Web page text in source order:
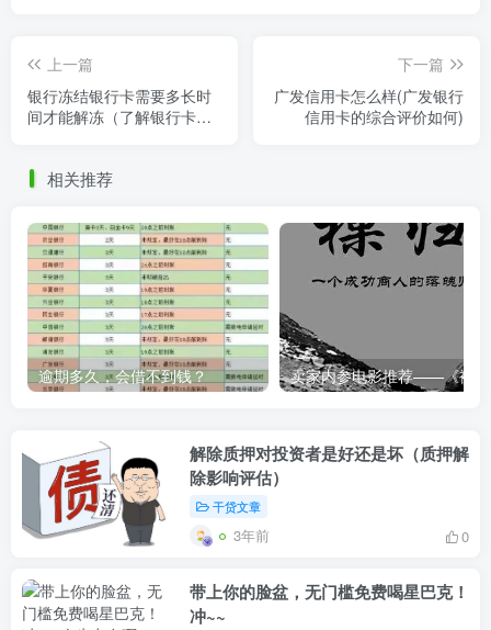
上一篇
银行冻结银行卡需要多长时
间才能解冻（了解银行卡冻
下一篇
广发信用卡怎么样(广发银行
信用卡的综合评价如何)
相关推荐
逾期多久，会借不到钱？
解除质押对投资者是好还是坏（质押解
除影响评估）
干贷文章
3年前 0
带上你的脸盆，无门槛免费喝星巴克！
冲~~